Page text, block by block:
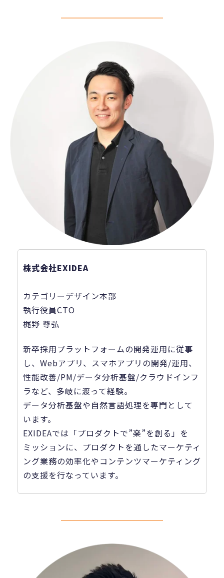
株式会社EXIDEA
カテゴリーデザイン本部
執行役員CTO
梶野 尊弘
新卒採用プラットフォームの開発運用に従事
し、Webアプリ、スマホアプリの開発/運用、
性能改善/PM/データ分析基盤/クラウドインフ
ラなど、多岐に渡って経験。
データ分析基盤や自然言語処理を専門として
います。
EXIDEAでは「プロダクトで”楽”を創る」を
ミッションに、プロダクトを通したマーケティ
ング業務の効率化やコンテンツマーケティング
の支援を行なっています。